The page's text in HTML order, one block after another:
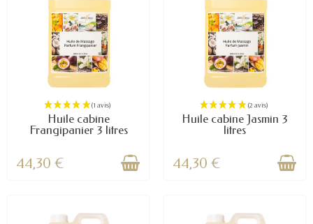
Huile cabine
Frangipanier 3 litres
44,30 €
Huile cabine Jasmin 3
litres
44,30 €